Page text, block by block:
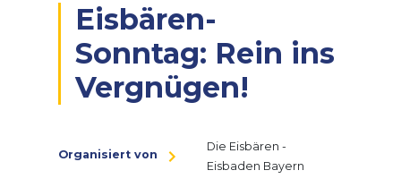
Eisbären-
Sonntag: Rein ins
Vergnügen!
Organisiert von
Die Eisbären -
Eisbaden Bayern